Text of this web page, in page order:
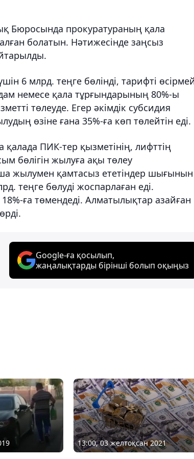
Бюросында прокуратураның қала
болатын. Нәтижесінде заңсыз
6 млрд. теңге бөлінді, тарифті
немесе қала тұрғындарының 80%-ы
төлеуде. Егер әкімдік субсидия
өзіне ғана 35%-ға көп төлейтін еді.
ПИК-тер қызметінің, лифттің
бөлігін жылуға ақы төлеу
жылумен қамтасыз ететіндер шығынын
теңге бөлуді жоспарлаған еді.
ға төмендеді. Алматылықтар азайған
Google-ға қосылып,
жаңалықтарды бірінші болып оқыңыз
13:00, 03 желтоқсан 2021